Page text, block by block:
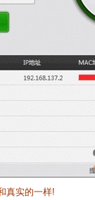
真实的一样!